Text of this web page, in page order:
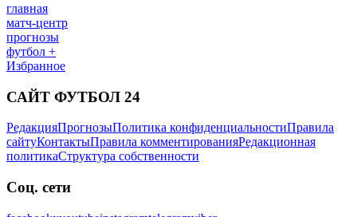
главная
матч-центр
прогнозы
футбол +
Избранное
САЙТ ФУТБОЛ 24
РедакцияПрогнозыПолитика конфиденциальностиПравила
сайтуКонтактыПравила комментированияРедакционная
политикаСтруктура собственности
Соц. сети